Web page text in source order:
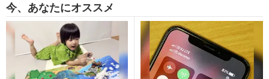
今、あなたにオススメ